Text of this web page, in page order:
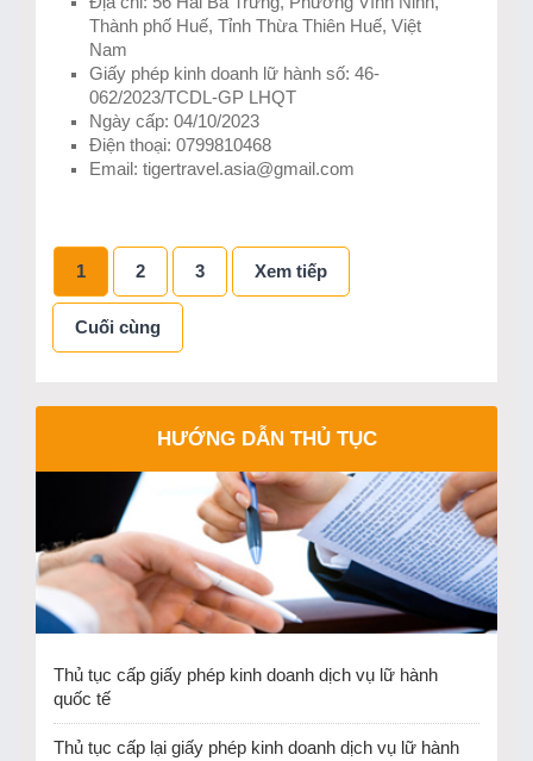
Thành phố Huế, Tỉnh Thừa Thiên Huế, Việt
Nam
Giấy phép kinh doanh lữ hành số: 46-
062/2023/TCDL-GP LHQT
Ngày cấp: 04/10/2023
Điện thoại: 0799810468
Email: tigertravel.asia@gmail.com
1 2 3 Xem tiếp
Cuối cùng
HƯỚNG DẪN THỦ TỤC
Thủ tục cấp giấy phép kinh doanh dịch vụ lữ hành
quốc tế
Thủ tục cấp lại giấy phép kinh doanh dịch vụ lữ hành